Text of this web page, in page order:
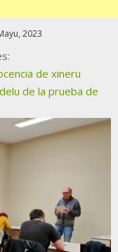
2023
de xineru
de la prueba de